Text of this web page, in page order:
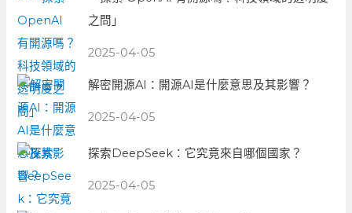
之問」
2025-04-05
解密開源AI：開源AI是什麼意思及其影響？
2025-04-05
探索DeepSeek：它究竟來自哪個國家？
2025-04-05